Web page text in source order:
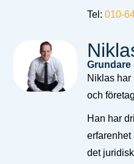
Tel:010-
Grundare
Niklas har
och
Han har
erfarenhet
det